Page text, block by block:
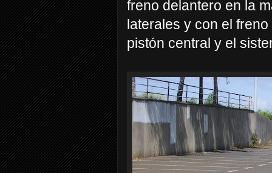
freno delantero en la
laterales y con el
pistón central y el